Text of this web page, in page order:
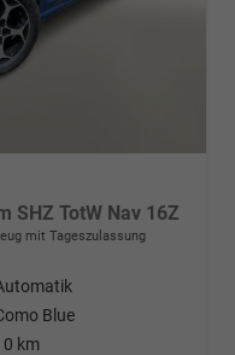
SHZ TotW Nav 16Z
mit Tageszulassung
Blue
km